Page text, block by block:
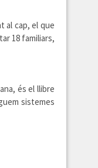
al cap, el que
18 familiars,
és el llibre
sistemes